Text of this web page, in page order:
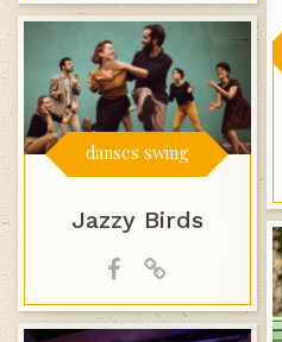
danses swing
Jazzy Birds